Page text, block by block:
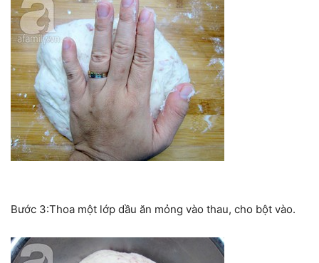
Bước 3:Thoa một lớp dầu ăn mỏng vào thau, cho bột vào.